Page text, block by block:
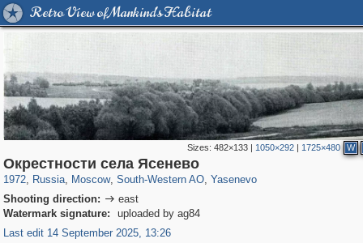
Retro View of Mankind's Habitat
Sizes:482×133 | 1050×292 | 1725×480 W
Окрестности села Ясенево
1972, Russia
1,406,837 29,243
, Moscow
319,861 8,286
, South-Western AO
12,415 76
, Yasenevo
1,288
Shooting direction:  east
Watermark signature:
uploaded by ag84
Last edit 14 September 2025, 13:26